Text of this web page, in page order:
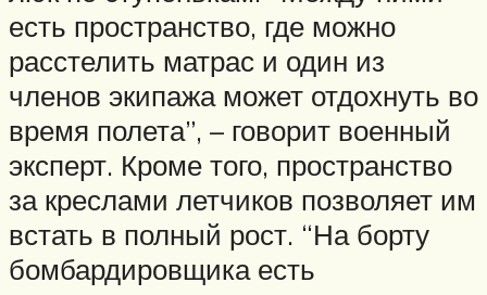
есть пространство, где можно
расстелить матрас и один из
членов экипажа может отдохнуть во
время полета”, – говорит военный
эксперт. Кроме того, пространство
за креслами летчиков позволяет им
встать в полный рост. “На борту
бомбардировщика есть